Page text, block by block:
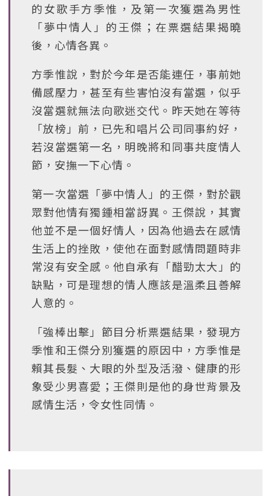
的女歌手方季惟，及第一次獲選為男性
「夢中情人」的王傑；在票選結果揭曉
後，心情各異。
方季惟說，對於今年是否能連任，事前她
備感壓力，甚至有些害怕沒有當選，似乎
沒當選就無法向歌迷交代。昨天她在等待
「放榜」前，已先和唱片公司同事約好，
若沒當選第一名，明晚將和同事共度情人
節，安撫一下心情。
第一次當選「夢中情人」的王傑，對於觀
眾對他情有獨鍾相當訝異。王傑說，其實
他並不是一個好情人，因為他過去在感情
生活上的挫敗，使他在面對感情問題時非
常沒有安全感。他自承有「醋勁太大」的
缺點，可是理想的情人應該是溫柔且善解
人意的。
「強棒出擊」節目分析票選結果，發現方
季惟和王傑分別獲選的原因中，方季惟是
賴其長髮、大眼的外型及活潑、健康的形
象受少男喜愛；王傑則是他的身世背景及
感情生活，令女性同情。